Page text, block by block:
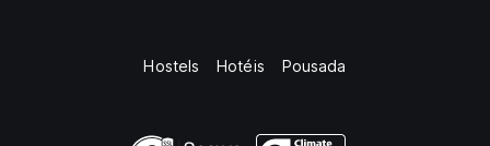
Hostels Hotéis Pousada